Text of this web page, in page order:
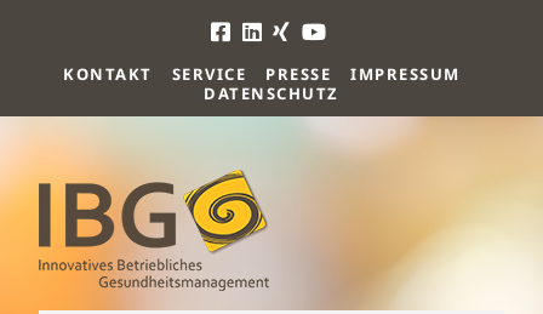
KONTAKT SERVICE PRESSE
IMPRESSUM
DATENSCHUTZ